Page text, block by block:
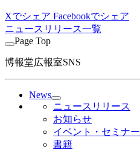
Xでシェア Facebookでシェア
ニュースリリース一覧
Page Top
博報堂広報室SNS
News
ニュースリリース
お知らせ
イベント・セミナー
書籍